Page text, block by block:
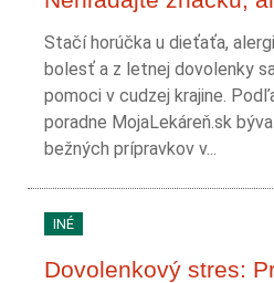
Stačí horúčka u dieťaťa,
bolesť a z letnej dovolenky
pomoci v cudzej krajine.
poradne MojaLekáreň.sk
bežných prípravkov v...
INÉ
Dovolenkový stres: